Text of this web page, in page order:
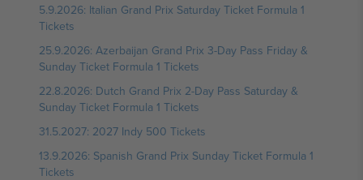
5.9.2026: Italian Grand Prix Saturday Ticket Formula 1
Tickets
25.9.2026: Azerbaijan Grand Prix 3-Day Pass Friday &
Sunday Ticket Formula 1 Tickets
22.8.2026: Dutch Grand Prix 2-Day Pass Saturday &
Sunday Ticket Formula 1 Tickets
31.5.2027: 2027 Indy 500 Tickets
13.9.2026: Spanish Grand Prix Sunday Ticket Formula 1
Tickets